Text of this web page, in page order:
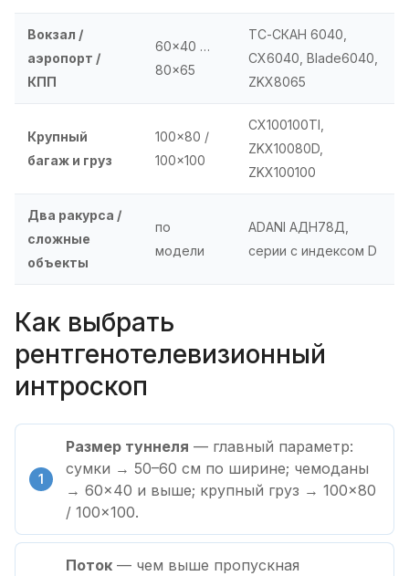
Вокзал /
аэропорт /
КПП
60×40 …
80×65
ТС-СКАН 6040,
CX6040, Blade6040,
ZKX8065
Крупный
багаж и груз
100×80 /
100×100
CX100100TI,
ZKX10080D,
ZKX100100
Два ракурса /
сложные
объекты
по
модели
ADANI АДН78Д,
серии с индексом D
Как выбрать
рентгенотелевизионный
интроскоп
Размер туннеля — главный параметр:
сумки → 50–60 см по ширине; чемоданы
→ 60×40 и выше; крупный груз → 100×80
/ 100×100.
Поток — чем выше пропускная